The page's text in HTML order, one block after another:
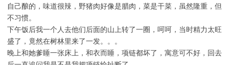
自己酿的，味道很辣，野猪肉好像是腊肉，菜是干菜，虽然隆重，但
不习惯。
下午饭后我一个人去他们后面的山上转了一圈，呵呵，当时精力太旺
盛了，竟然在树林里来了一发。。。
晚上和她爹睡一张床上，和衣而睡，项链都坏了，寓意可不好，回去